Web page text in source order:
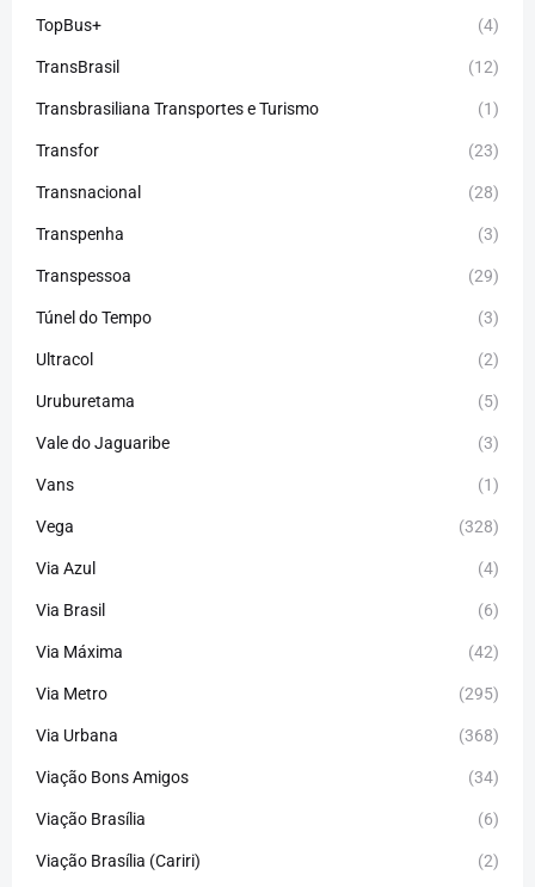
TopBus+ (4)
TransBrasil (12)
Transbrasiliana Transportes e Turismo (1)
Transfor (23)
Transnacional (28)
Transpenha (3)
Transpessoa (29)
Túnel do Tempo (3)
Ultracol (2)
Uruburetama (5)
Vale do Jaguaribe (3)
Vans (1)
Vega (328)
Via Azul (4)
Via Brasil (6)
Via Máxima (42)
Via Metro (295)
Via Urbana (368)
Viação Bons Amigos (34)
Viação Brasília (6)
Viação Brasília (Cariri) (2)